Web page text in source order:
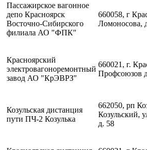
Пассажирское вагонное
депо Красноярск
Восточно-Сибирского
филиала АО "ФПК"
660058, г
Ломоносова,
Красноярский
электровагоноремонтный
завод АО "КрЭВРЗ"
660021, г.
Профсоюзов
Козульская дистанция
пути ПЧ-2 Козулька
662050, рп
Козульский,
д. 58